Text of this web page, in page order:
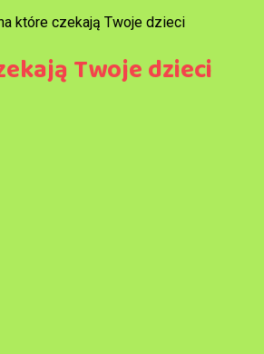
które czekają Twoje dzieci
Twoje dzieci